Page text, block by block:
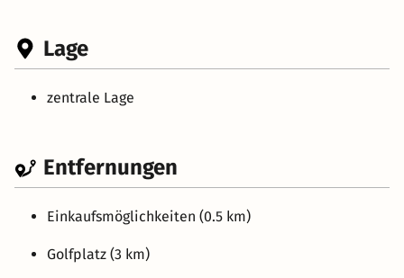
Lage
zentrale Lage
Entfernungen
Einkaufsmöglichkeiten (0.5 km)
Golfplatz (3 km)